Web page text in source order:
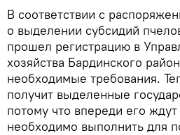
В соответствии с
о выделении субсидий
прошел регистрацию в
хозяйства Бардинского
необходимые требования.
получит выделенные
потому что впереди его
необходимо выполнить для